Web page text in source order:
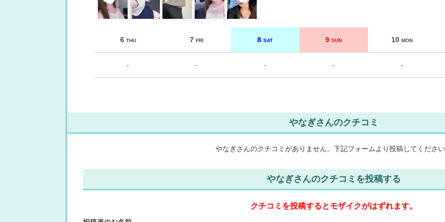
6 THU 7 FRI 8SAT 9SUN 10MON
- - - - -
やなぎさんのクチコミ
やなぎさんのクチコミがありません。 下記フォームより投稿してください
やなぎさんのクチコミを投稿する
クチコミを投稿するとモザイクがはずれます。